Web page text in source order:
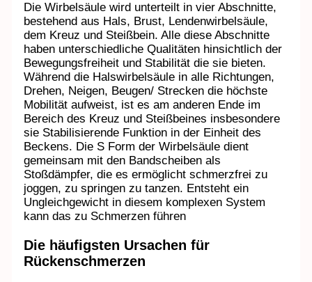
Die Wirbelsäule wird unterteilt in vier Abschnitte,
bestehend aus Hals, Brust, Lendenwirbelsäule,
dem Kreuz und Steißbein. Alle diese Abschnitte
haben unterschiedliche Qualitäten hinsichtlich der
Bewegungsfreiheit und Stabilität die sie bieten.
Während die Halswirbelsäule in alle Richtungen,
Drehen, Neigen, Beugen/ Strecken die höchste
Mobilität aufweist, ist es am anderen Ende im
Bereich des Kreuz und Steißbeines insbesondere
sie Stabilisierende Funktion in der Einheit des
Beckens. Die S Form der Wirbelsäule dient
gemeinsam mit den Bandscheiben als
Stoßdämpfer, die es ermöglicht schmerzfrei zu
joggen, zu springen zu tanzen. Entsteht ein
Ungleichgewicht in diesem komplexen System
kann das zu Schmerzen führen
Die häufigsten Ursachen für
Rückenschmerzen